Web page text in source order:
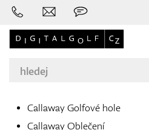
Callaway Golfové hole
Callaway Oblečení